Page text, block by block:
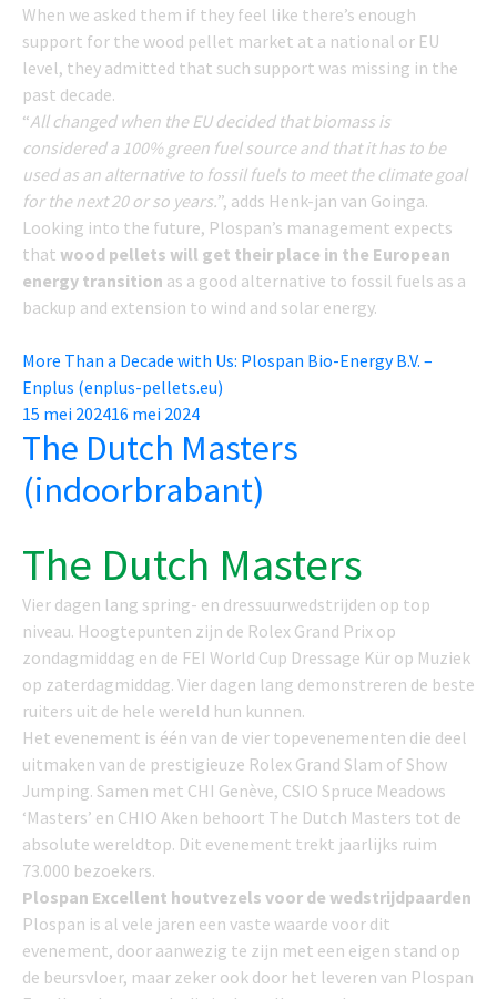
When we asked them if they feel like there’s enough
support for the wood pellet market at a national or EU
level, they admitted that such support was missing in the
past decade.
“All changed when the EU decided that biomass is
considered a 100% green fuel source and that it has to be
used as an alternative to fossil fuels to meet the climate goal
for the next 20 or so years.”, adds Henk-jan van Goinga.
Looking into the future, Plospan’s management expects
that wood pellets will get their place in the European
energy transition as a good alternative to fossil fuels as a
backup and extension to wind and solar energy.
More Than a Decade with Us: Plospan Bio-Energy B.V. –
Enplus (enplus-pellets.eu)
Posted
on
15 mei 202416 mei 2024
The Dutch Masters
(indoorbrabant)
The Dutch Masters
Vier dagen lang spring- en dressuurwedstrijden op top
niveau. Hoogtepunten zijn de Rolex Grand Prix op
zondagmiddag en de FEI World Cup Dressage Kür op Muziek
op zaterdagmiddag. Vier dagen lang demonstreren de beste
ruiters uit de hele wereld hun kunnen.
Het evenement is één van de vier topevenementen die deel
uitmaken van de prestigieuze Rolex Grand Slam of Show
Jumping. Samen met CHI Genève, CSIO Spruce Meadows
‘Masters’ en CHIO Aken behoort The Dutch Masters tot de
absolute wereldtop. Dit evenement trekt jaarlijks ruim
73.000 bezoekers.
Plospan Excellent houtvezels voor de wedstrijdpaarden
Plospan is al vele jaren een vaste waarde voor dit
evenement, door aanwezig te zijn met een eigen stand op
de beursvloer, maar zeker ook door het leveren van Plospan